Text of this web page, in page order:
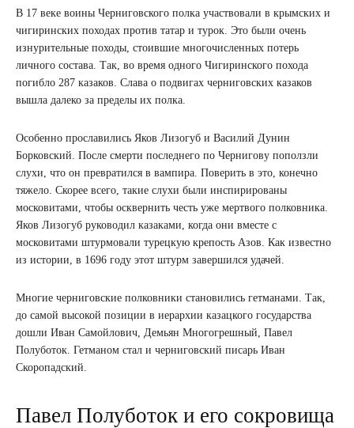
В 17 веке воины Черниговского полка участвовали в крымских и
чигиринских походах против татар и турок. Это были очень
изнурительные походы, стоившие многочисленных потерь
личного состава. Так, во время одного Чигиринского похода
погибло 287 казаков. Слава о подвигах черниговских казаков
вышла далеко за пределы их полка.
Особенно прославились Яков Лизогуб и Василий Дунин
Борковский. После смерти последнего по Чернигову поползли
слухи, что он превратился в вампира. Поверить в это, конечно
тяжело. Скорее всего, такие слухи были инспирированы
московитами, чтобы осквернить честь уже мертвого полковника.
Яков Лизогуб руководил казаками, когда они вместе с
московитами штурмовали турецкую крепость Азов. Как известно
из истории, в 1696 году этот штурм завершился удачей.
Многие черниговские полковники становились гетманами. Так,
до самой высокой позиции в иерархии казацкого государства
дошли Иван Самойлович, Демьян Многогрешный, Павел
Полуботок. Гетманом стал и черниговский писарь Иван
Скоропадский.
Павел Полуботок и его сокровища